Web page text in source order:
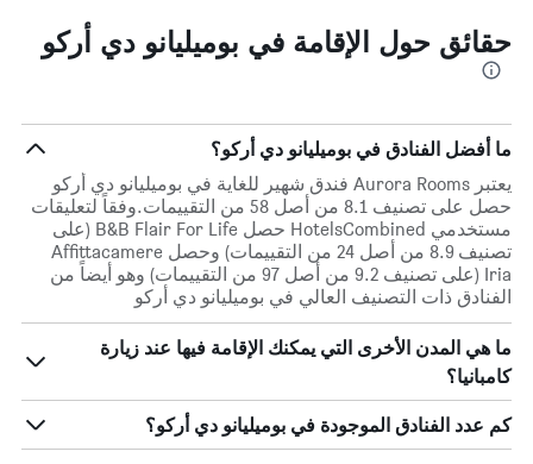
حقائق حول الإقامة في بوميليانو دي أركو
ما أفضل الفنادق في بوميليانو دي أركو؟
يعتبر Aurora Rooms فندق شهير للغاية في بوميليانو دي أركو
حصل على تصنيف 8.1 من أصل 58 من التقييمات.وفقاً لتعليقات
مستخدمي HotelsCombined حصل B&B Flair For Life (على
تصنيف 8.9 من أصل 24 من التقييمات) وحصل Affittacamere
Iria (على تصنيف 9.2 من أصل 97 من التقييمات) وهو أيضاً من
الفنادق ذات التصنيف العالي في بوميليانو دي أركو
ما هي المدن الأخرى التي يمكنك الإقامة فيها عند زيارة
كامبانيا؟
كم عدد الفنادق الموجودة في بوميليانو دي أركو؟